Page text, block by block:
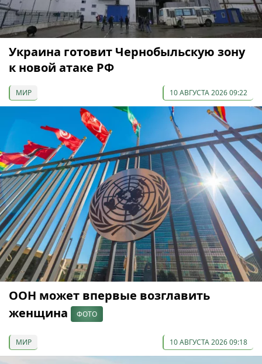
Украина готовит Чернобыльскую зону
к новой атаке РФ
МИР 10 АВГУСТА 2026 09:22
ООН может впервые возглавить
женщина
ФОТО
МИР 10 АВГУСТА 2026 09:18